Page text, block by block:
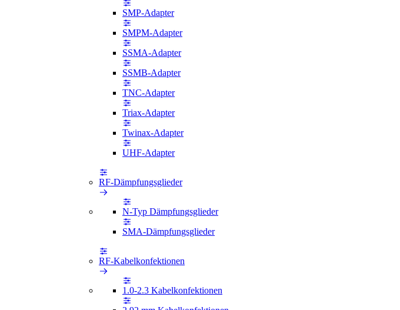
SMP-Adapter
SMPM-Adapter
SSMA-Adapter
SSMB-Adapter
TNC-Adapter
Triax-Adapter
Twinax-Adapter
UHF-Adapter
RF-Dämpfungsglieder
N-Typ Dämpfungsglieder
SMA-Dämpfungsglieder
RF-Kabelkonfektionen
1.0-2.3 Kabelkonfektionen